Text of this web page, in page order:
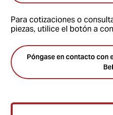
Para cotizaciones o
piezas, utilice el botón a
Póngase en contacto con